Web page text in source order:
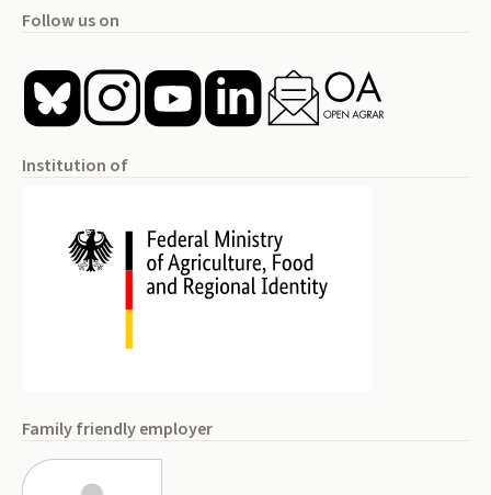
Follow us on
Institution of
Family friendly employer